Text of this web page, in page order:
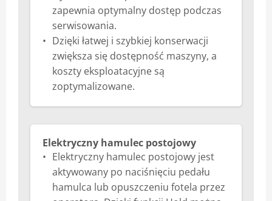
zapewnia optymalny dostęp podczas
serwisowania.
Dzięki łatwej i szybkiej konserwacji
zwiększa się dostępność maszyny, a
koszty eksploatacyjne są
zoptymalizowane.
Elektryczny hamulec postojowy
Elektryczny hamulec postojowy jest
aktywowany po naciśnięciu pedału
hamulca lub opuszczeniu fotela przez